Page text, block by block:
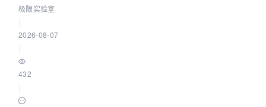
极限实验室
2026-08-07
432